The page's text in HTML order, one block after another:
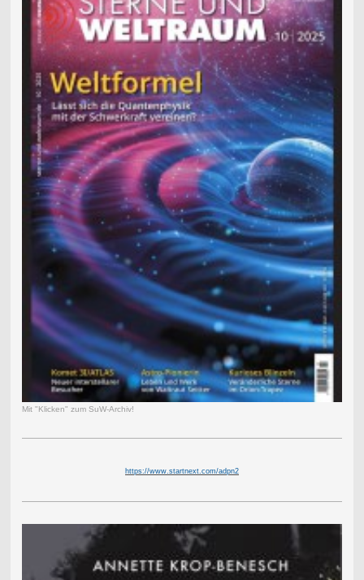
Mit "Klicken" zum SuW-Archiv!
https://www.startnext.com/adpn2